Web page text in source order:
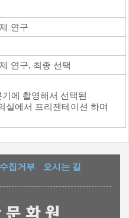
연구
연구, 최종 선택
에 촬영해서 선택된
실에서 프리젠테이션 하며
집거부 오시는 길